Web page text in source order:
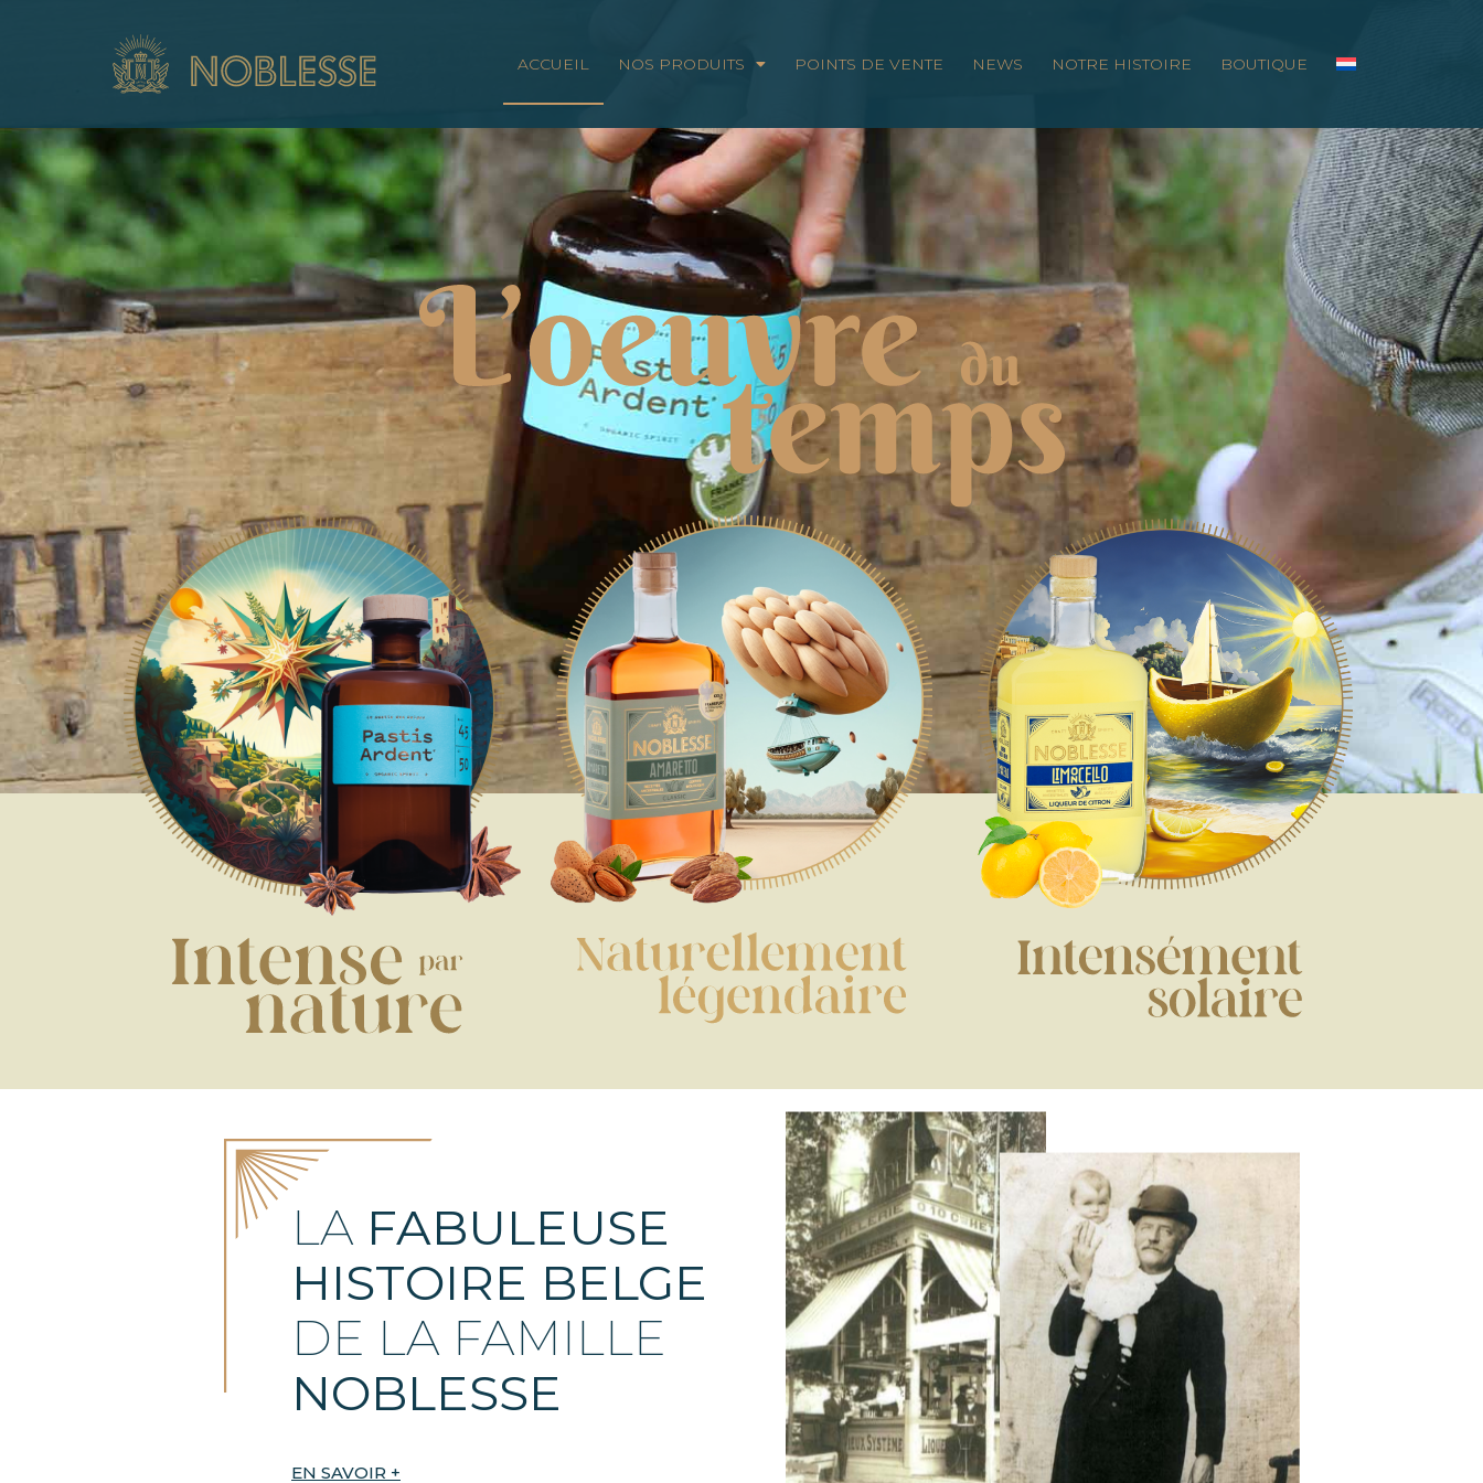
ACCUEIL NOS PRODUITS POINTS DE VENTE NEWS NOTRE HISTOIRE BOUTIQUE
LA FABULEUSE
HISTOIRE BELGE
DE LA FAMILLE
NOBLESSE
EN SAVOIR +